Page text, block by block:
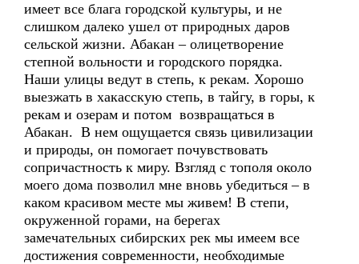
имеет все блага городской культуры, и не
слишком далеко ушел от природных даров
сельской жизни. Абакан – олицетворение
степной вольности и городского порядка.
Наши улицы ведут в степь, к рекам. Хорошо
выезжать в хакасскую степь, в тайгу, в горы, к
рекам и озерам и потом возвращаться в
Абакан. В нем ощущается связь цивилизации
и природы, он помогает почувствовать
сопричастность к миру. Взгляд с тополя около
моего дома позволил мне вновь убедиться – в
каком красивом месте мы живем! В степи,
окруженной горами, на берегах
замечательных сибирских рек мы имеем все
достижения современности, необходимые